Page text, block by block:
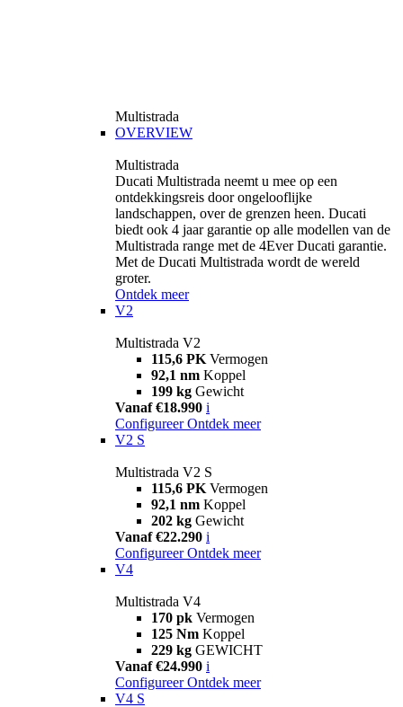
Multistrada
OVERVIEW
Multistrada
Ducati Multistrada neemt u mee op een
ontdekkingsreis door ongelooflijke
landschappen, over de grenzen heen. Ducati
biedt ook 4 jaar garantie op alle modellen van de
Multistrada range met de 4Ever Ducati garantie.
Met de Ducati Multistrada wordt de wereld
groter.
Ontdek meer
V2
Multistrada V2
115,6 PK Vermogen
92,1 nm Koppel
199 kg Gewicht
Vanaf €18.990 i
Configureer Ontdek meer
V2 S
Multistrada V2 S
115,6 PK Vermogen
92,1 nm Koppel
202 kg Gewicht
Vanaf €22.290 i
Configureer Ontdek meer
V4
Multistrada V4
170 pk Vermogen
125 Nm Koppel
229 kg GEWICHT
Vanaf €24.990 i
Configureer Ontdek meer
V4 S